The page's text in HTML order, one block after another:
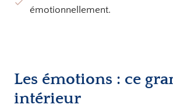
émotionnellement.
Les émotions : ce
intérieur